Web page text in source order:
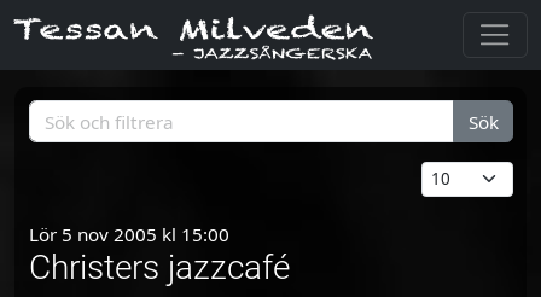
Sök
Lör 5 nov 2005 kl 15:00
Christers jazzcafé